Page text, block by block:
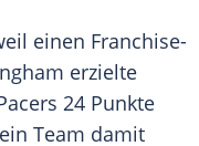
einen Franchise-
erzielte
24 Punkte
Team damit